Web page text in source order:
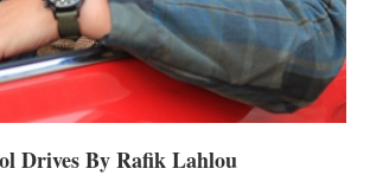
Drives By Rafik Lahlou